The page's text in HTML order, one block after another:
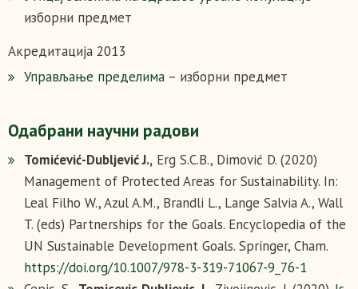
изборни предмет
Акредитација 2013
Управљањe пределима – изборни предмет
Одабрани научни радови
Tomićević-Dubljević J., Erg S.C.B., Dimović D. (2020)
Management of Protected Areas for Sustainability. In:
Leal Filho W., Azul A.M., Brandli L., Lange Salvia A., Wall
T. (eds) Partnerships for the Goals. Encyclopedia of the
UN Sustainable Development Goals. Springer, Cham.
https://doi.org/10.1007/978-3-319-71067-9_76-1